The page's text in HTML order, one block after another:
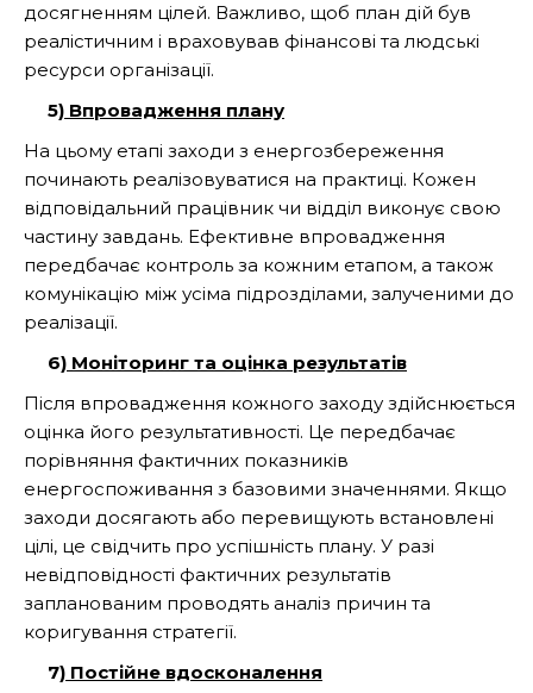
досягненням цілей. Важливо, щоб план дій був
реалістичним і враховував фінансові та людські
ресурси організації.
5) Впровадження плану
На цьому етапі заходи з енергозбереження
починають реалізовуватися на практиці. Кожен
відповідальний працівник чи відділ виконує свою
частину завдань. Ефективне впровадження
передбачає контроль за кожним етапом, а також
комунікацію між усіма підрозділами, залученими до
реалізації.
6) Моніторинг та оцінка результатів
Після впровадження кожного заходу здійснюється
оцінка його результативності. Це передбачає
порівняння фактичних показників
енергоспоживання з базовими значеннями. Якщо
заходи досягають або перевищують встановлені
цілі, це свідчить про успішність плану. У разі
невідповідності фактичних результатів
запланованим проводять аналіз причин та
коригування стратегії.
7) Постійне вдосконалення